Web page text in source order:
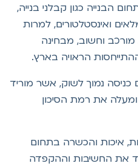
כגון קבלני בנייה,
ואינסטלטורים, למרות
וחשוב, מבחינה
הראויה בארץ.
נמוך לשוק, אשר מוריד
את רמת הסיכון
איכות והכשרה בתחום
החשיבות וההקפדה